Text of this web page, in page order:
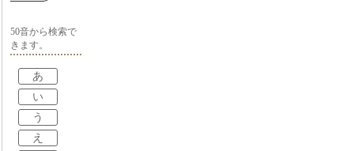
50音から検索で
きます。
あ
い
う
え